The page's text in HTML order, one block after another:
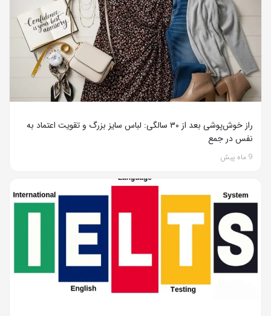
راز خوش‌پوشی بعد از ۳۰ سالگی: لباس سایز بزرگ و تقویت اعتماد به
نفس در جمع
9 ماه پیش